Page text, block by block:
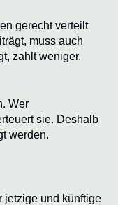
gerecht verteilt
muss auch
zahlt weniger.
Wer
sie. Deshalb
werden.
jetzige und künftige